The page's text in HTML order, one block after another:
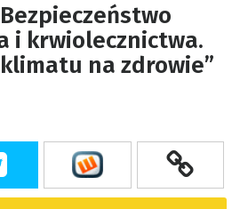
i krwiolecznictwa.
na zdrowie”